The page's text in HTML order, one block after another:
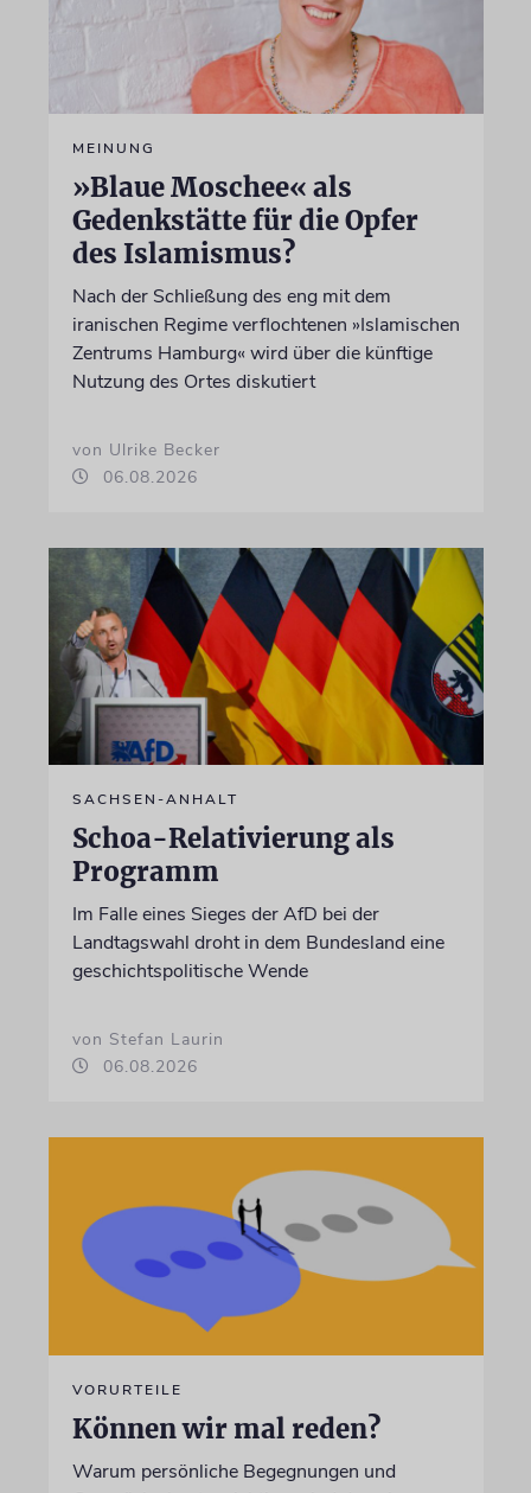
MEINUNG
»Blaue Moschee« als
Gedenkstätte für die Opfer
des Islamismus?
Nach der Schließung des eng mit dem
iranischen Regime verflochtenen »Islamischen
Zentrums Hamburg« wird über die künftige
Nutzung des Ortes diskutiert
von Ulrike Becker
06.08.2026
SACHSEN-ANHALT
Schoa-Relativierung als
Programm
Im Falle eines Sieges der AfD bei der
Landtagswahl droht in dem Bundesland eine
geschichtspolitische Wende
von Stefan Laurin
06.08.2026
VORURTEILE
Können wir mal reden?
Warum persönliche Begegnungen und